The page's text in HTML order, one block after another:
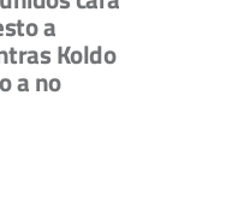
a
Koldo
a no